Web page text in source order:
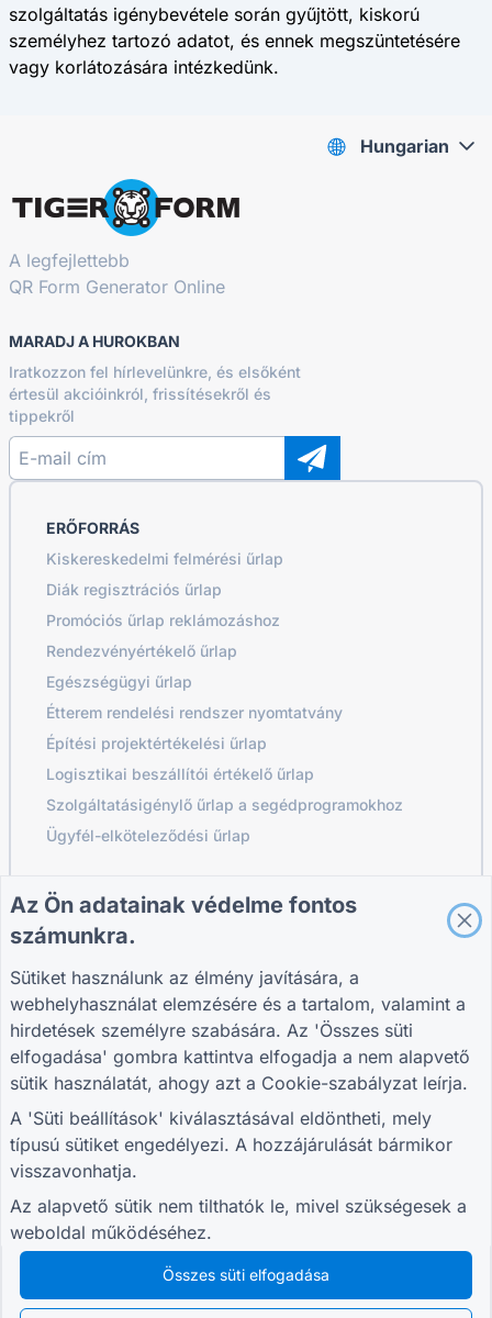
szolgáltatás igénybevétele során gyűjtött, kiskorú
személyhez tartozó adatot, és ennek megszüntetésére
vagy korlátozására intézkedünk.
A legfejlettebb
QR Form Generator Online
MARADJ A HUROKBAN
Iratkozzon fel hírlevelünkre, és elsőként
értesül akcióinkról, frissítésekről és
tippekről
ERŐFORRÁS
Kiskereskedelmi felmérési űrlap
Diák regisztrációs űrlap
Promóciós űrlap reklámozáshoz
Rendezvényértékelő űrlap
Egészségügyi űrlap
Étterem rendelési rendszer nyomtatvány
Építési projektértékelési űrlap
Logisztikai beszállítói értékelő űrlap
Szolgáltatásigénylő űrlap a segédprogramokhoz
Ügyfél-elköteleződési űrlap
CSATLAKOZZ A KÖZÖSSÉGHEZ
ÚTMUTATÓK
Blog
TIGER FORM
Útmutató
Vegye fel velünk a
kapcsolatot
Adatvédelmi
szabályzat
Süti beállítások
Hungarian
© 2026 QR Form Generator. All rights reserved.
Az Ön adatainak védelme fontos
számunkra.
Sütiket használunk az élmény javítására, a
webhelyhasználat elemzésére és a tartalom, valamint a
hirdetések személyre szabására. Az 'Összes süti
elfogadása' gombra kattintva elfogadja a nem alapvető
sütik használatát, ahogy azt a Cookie-szabályzat leírja.
A 'Süti beállítások' kiválasztásával eldöntheti, mely
típusú sütiket engedélyezi. A hozzájárulását bármikor
visszavonhatja.
Az alapvető sütik nem tilthatók le, mivel szükségesek a
weboldal működéséhez.
Összes süti elfogadása